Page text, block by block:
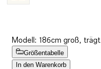
Modell: 186cm groß,
Größentabelle
In den Warenkorb